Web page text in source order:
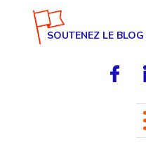
SOUTENEZ LE BLOG